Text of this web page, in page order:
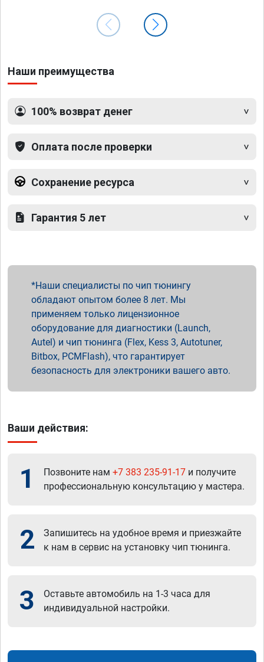
Наши преимущества
100% возврат денег
Оплата после проверки
Сохранение ресурса
Гарантия 5 лет
Наши специалисты по чип тюнингу
обладают опытом более 8 лет. Мы
применяем только лицензионное
оборудование для диагностики (Launch,
Autel) и чип тюнинга (Flex, Kess 3, Autotuner,
Bitbox, PCMFlash), что гарантирует
безопасность для электроники вашего авто.
Ваши действия:
1 Позвоните нам +7 383 235-91-17 и получите
профессиональную консультацию у мастера.
2
Запишитесь на удобное время и приезжайте
к нам в сервис на установку чип тюнинга.
3
Оставьте автомобиль на 1-3 часа для
индивидуальной настройки.